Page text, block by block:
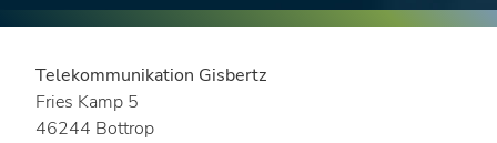
Telekommunikation Gisbertz
Fries Kamp 5
46244 Bottrop